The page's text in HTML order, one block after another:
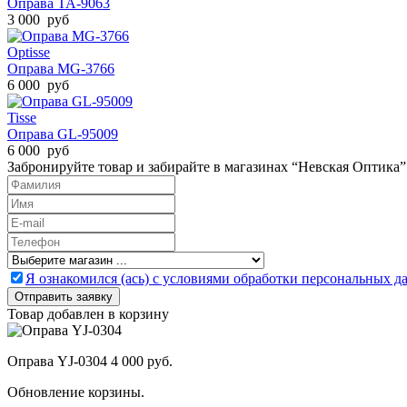
Оправа TA-9063
3 000 руб
Optisse
Оправа MG-3766
6 000 руб
Tisse
Оправа GL-95009
6 000 руб
Забронируйте товар и забирайте в магазинах “Невская Оптика”
Я ознакомился (ась) с условиями обработки персональных
Товар добавлен в корзину
Оправа YJ-0304 4 000 руб.
Обновление корзины.